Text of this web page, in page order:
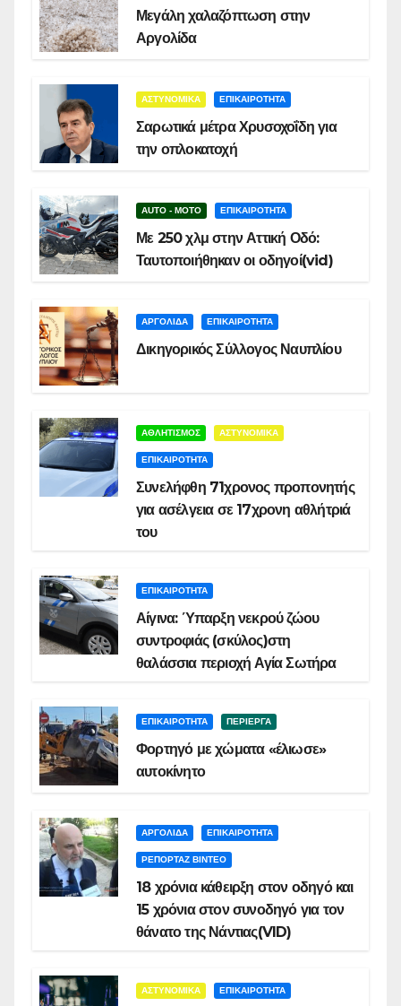
Μεγάλη χαλαζόπτωση στην
Αργολίδα
ΑΣΤΥΝΟΜΙΚΑ ΕΠΙΚΑΙΡΟΤΗΤΑ
Σαρωτικά μέτρα Χρυσοχοΐδη για
την οπλοκατοχή
AUTO - MOTO ΕΠΙΚΑΙΡΟΤΗΤΑ
Με 250 χλμ στην Αττική Οδό:
Ταυτοποιήθηκαν οι οδηγοί(vid)
ΑΡΓΟΛΙΔΑ ΕΠΙΚΑΙΡΟΤΗΤΑ
Δικηγορικός Σύλλογος Ναυπλίου
ΑΘΛΗΤΙΣΜΟΣ ΑΣΤΥΝΟΜΙΚΑ
ΕΠΙΚΑΙΡΟΤΗΤΑ
Συνελήφθη 71χρονος προπονητής
για ασέλγεια σε 17χρονη αθλήτριά
του
ΕΠΙΚΑΙΡΟΤΗΤΑ
Αίγινα: Ύπαρξη νεκρού ζώου
συντροφιάς (σκύλος)στη
θαλάσσια περιοχή Αγία Σωτήρα
ΕΠΙΚΑΙΡΟΤΗΤΑ ΠΕΡΙΕΡΓΑ
Φορτηγό με χώματα «έλιωσε»
αυτοκίνητο
ΑΡΓΟΛΙΔΑ ΕΠΙΚΑΙΡΟΤΗΤΑ
ΡΕΠΟΡΤΑΖ ΒΙΝΤΕΟ
18 χρόνια κάθειρξη στον οδηγό και
15 χρόνια στον συνοδηγό για τον
θάνατο της Νάντιας(VID)
ΑΣΤΥΝΟΜΙΚΑ ΕΠΙΚΑΙΡΟΤΗΤΑ